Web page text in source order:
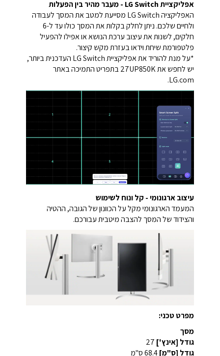
אפליקציית LG Switch - מעבר מהיר בין הפעלות
האפליקציה ‏LG Switch מסייעת למטב את המסך לעבודה
ולחיים שלכם. ניתן לחלק בקלות את המסך כולו עד ל-6
חלקים, לשנות את עיצוב ערכת הנושא או אפילו להפעיל
פלטפורמת שיחת וידאו בעזרת מקש קיצור.
*על מנת להוריד את אפליקציית LG Switch העדכנית ביותר,
יש לחפש את 27UP850K בתפריט התמיכה באתר
LG.com.
עיצוב ארגונומי - קל ונוח לשימוש
המעמד הארגונומי מקל על הכוונון של הגובה, ההטיה
והצידוד של המסך להצבה מיטבית עבורכם.
מפרט טכני:
מסך
גודל [אינץ']
גודל [ס"מ]